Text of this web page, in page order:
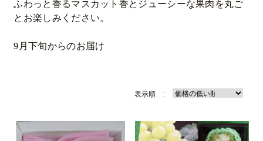
ふわっと香るマスカット香とジューシーな果肉を丸ご
とお楽しみください。
9月下旬からのお届け
表示順 :